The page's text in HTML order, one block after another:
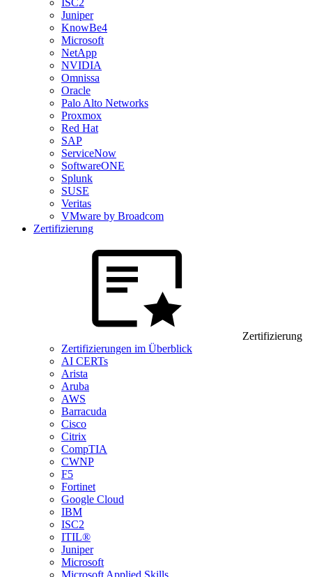
ISC2
Juniper
KnowBe4
Microsoft
NetApp
NVIDIA
Omnissa
Oracle
Palo Alto Networks
Proxmox
Red Hat
SAP
ServiceNow
SoftwareONE
Splunk
SUSE
Veritas
VMware by Broadcom
Zertifizierung
Zertifizierung
Zertifizierungen im Überblick
AI CERTs
Arista
Aruba
AWS
Barracuda
Cisco
Citrix
CompTIA
CWNP
F5
Fortinet
Google Cloud
IBM
ISC2
ITIL®
Juniper
Microsoft
Microsoft Applied Skills